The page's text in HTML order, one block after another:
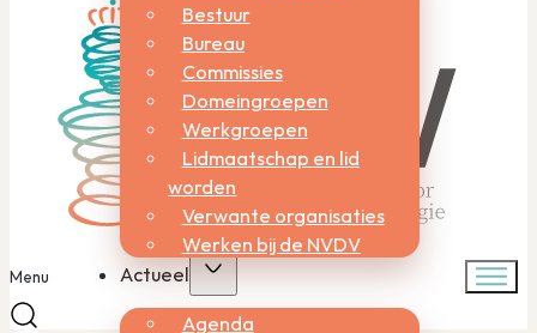
Bestuur
Bureau
Commissies
Domeingroepen
Werkgroepen
Lidmaatschap en lid
worden
Verwante organisaties
Werken bij de NVDV
Actueel
Agenda
Menu